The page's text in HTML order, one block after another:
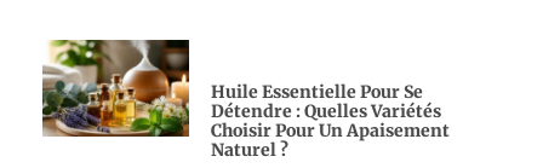
Huile Essentielle Pour Se
Détendre : Quelles Variétés
Choisir Pour Un Apaisement
Naturel ?